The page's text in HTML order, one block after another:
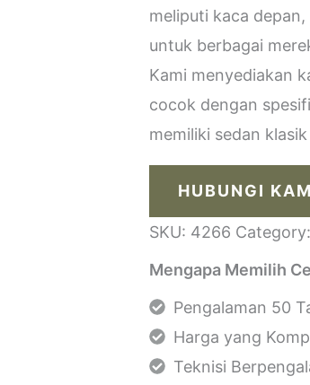
meliputi kaca
untuk berbagai
Kami menyediakan
cocok dengan
memiliki sedan
HUBUNGI
SKU: 4266 Category:
Mengapa Memilih
Pengalaman 50
Harga yang
Teknisi